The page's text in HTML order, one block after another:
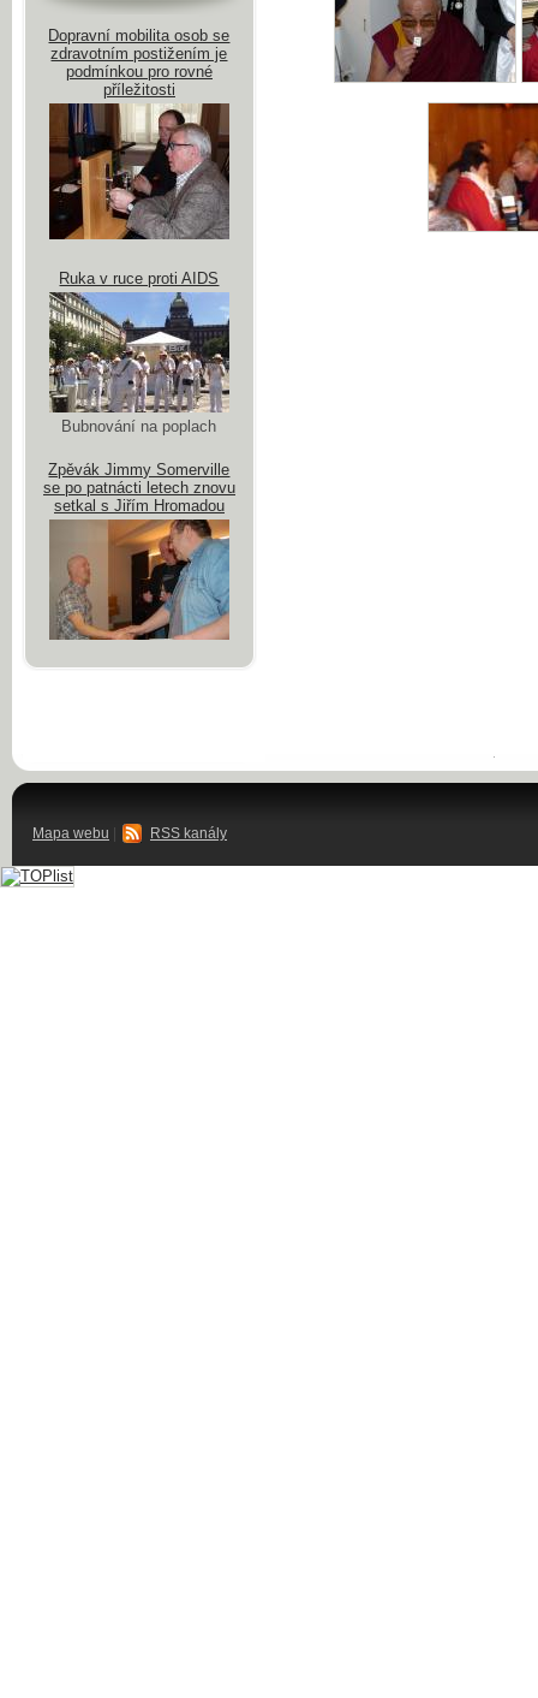
Dopravní mobilita osob se
zdravotním postižením je
podmínkou pro rovné
příležitosti
Ruka v ruce proti AIDS
Bubnování na poplach
Zpěvák Jimmy Somerville
se po patnácti letech znovu
setkal s Jiřím Hromadou
Mapa webu RSS kanály